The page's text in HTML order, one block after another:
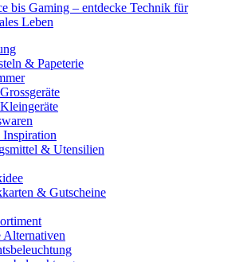
bis Gaming – entdecke Technik für
Leben
& Papeterie
Inspiration
& Utensilien
& Gutscheine
Alternativen